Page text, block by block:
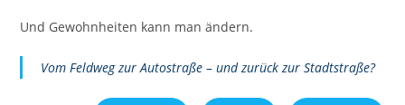
Und Gewohnheiten kann man ändern.
Vom Feldweg zur Autostraße – und zurück zur Stadtstraße?